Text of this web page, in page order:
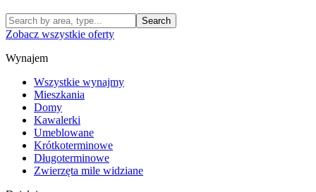
Search
Zobacz wszystkie oferty
Wynajem
Wszystkie wynajmy
Mieszkania
Domy
Kawalerki
Umeblowane
Krótkoterminowe
Długoterminowe
Zwierzęta mile widziane